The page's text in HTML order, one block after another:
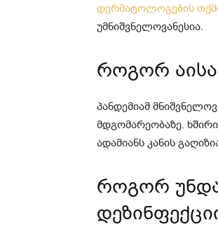
დერმატოლოგების
უმნიშვნელოვანესია.
როგორ
პანდემიამ
მდგომარეობაზე.
ადამიანს კანის
როგორ